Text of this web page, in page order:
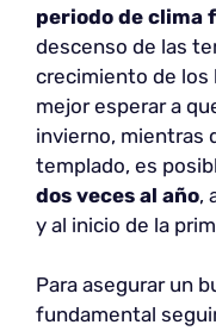
periodo de clima
descenso de las
crecimiento de los
mejor esperar a
invierno, mientras
templado, es
dos veces al año,
y al inicio de la
Para asegurar un
fundamental